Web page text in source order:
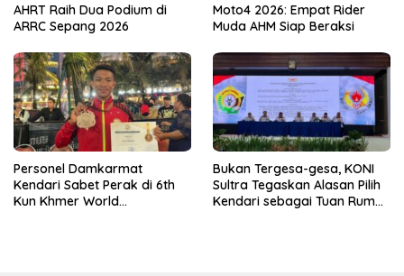
AHRT Raih Dua Podium di
ARRC Sepang 2026
Moto4 2026: Empat Rider
Muda AHM Siap Beraksi
Personel Damkarmat
Kendari Sabet Perak di 6th
Kun Khmer World
Bukan Tergesa-gesa, KONI
Sultra Tegaskan Alasan Pilih
Kendari sebagai Tuan Rumah